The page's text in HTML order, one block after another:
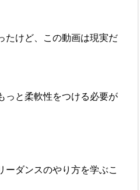
たけど、この動画は現実だ
っと柔軟性をつける必要が
ーダンスのやり方を学ぶこ